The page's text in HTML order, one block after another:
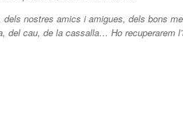
nostres amics i amigues, dels bons
del cau, de la cassalla… Ho recuperarem